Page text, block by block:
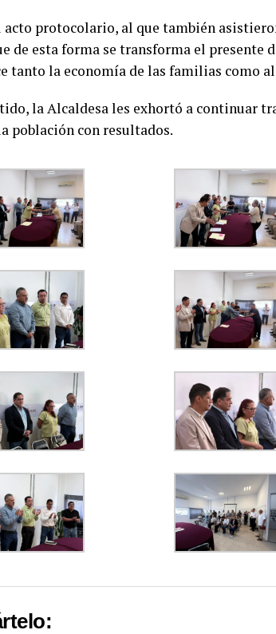
protocolario, al que también
de esta forma se transforma el presente
tanto la economía de las familias como
la Alcaldesa les exhortó a continuar
población con resultados.